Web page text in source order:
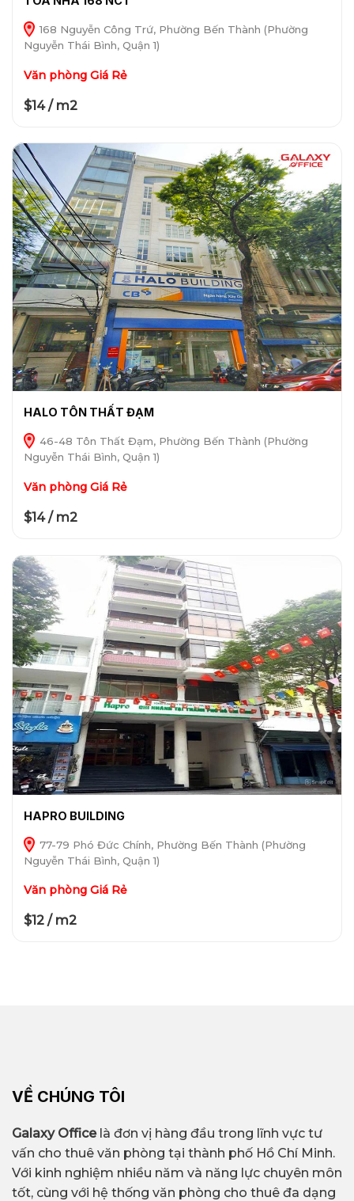
168 Nguyễn Công Trứ, Phường Bến Thành (Phường
Nguyễn Thái Bình, Quận 1)
Văn phòng Giá Rẻ
$14 / m2
HALO TÔN THẤT ĐẠM
46-48 Tôn Thất Đạm, Phường Bến Thành (Phường
Nguyễn Thái Bình, Quận 1)
Văn phòng Giá Rẻ
$14 / m2
HAPRO BUILDING
77-79 Phó Đức Chính, Phường Bến Thành (Phường
Nguyễn Thái Bình, Quận 1)
Văn phòng Giá Rẻ
$12 / m2
VỀ CHÚNG TÔI
Galaxy Officelà đơn vị hàng đầu trong lĩnh vực tư
vấn cho thuê văn phòng tại thành phố Hồ Chí Minh.
Với kinh nghiệm nhiều năm và năng lực chuyên môn
tốt, cùng với hệ thống văn phòng cho thuê đa dạng